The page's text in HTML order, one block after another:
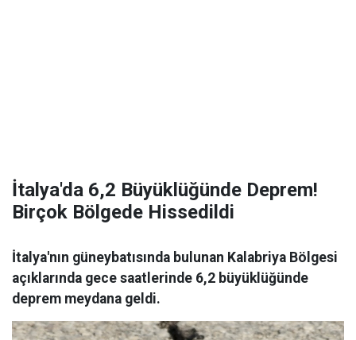
İtalya'da 6,2 Büyüklüğünde Deprem!
Birçok Bölgede Hissedildi
İtalya'nın güneybatısında bulunan Kalabriya Bölgesi
açıklarında gece saatlerinde 6,2 büyüklüğünde
deprem meydana geldi.